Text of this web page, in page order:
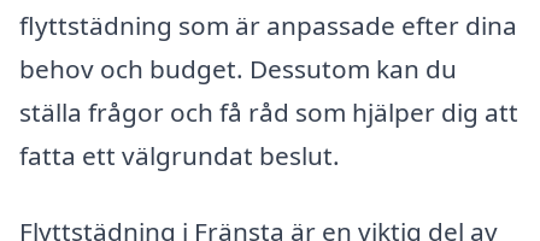
flyttstädning som är anpassade efter dina
behov och budget. Dessutom kan du
ställa frågor och få råd som hjälper dig att
fatta ett välgrundat beslut.
Flyttstädning i Fränsta är en viktig del av